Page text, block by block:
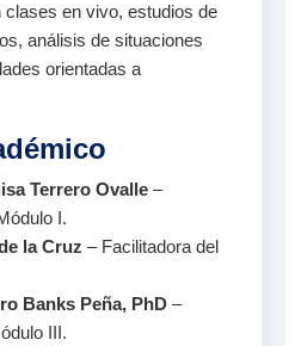
clases en vivo, estudios de
análisis de situaciones
orientadas a
Terrero Ovalle –
I.
la Cruz – Facilitadora del
Banks Peña, PhD –
III.